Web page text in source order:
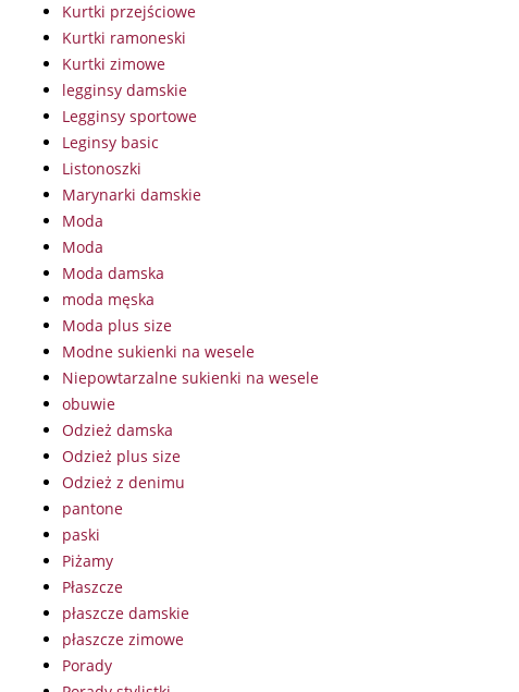
Kurtki przejściowe
Kurtki ramoneski
Kurtki zimowe
legginsy damskie
Legginsy sportowe
Leginsy basic
Listonoszki
Marynarki damskie
Moda
Moda
Moda damska
moda męska
Moda plus size
Modne sukienki na wesele
Niepowtarzalne sukienki na wesele
obuwie
Odzież damska
Odzież plus size
Odzież z denimu
pantone
paski
Piżamy
Płaszcze
płaszcze damskie
płaszcze zimowe
Porady